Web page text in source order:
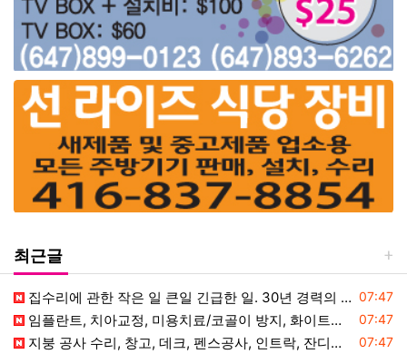
최근글
등록일
07:47
집수리에 관한 작은 일 큰일 긴급한 일. 30년 경력의 목수에게 맡겨 주
등록일
07:47
임플란트, 치아교정, 미용치료/코골이 방지, 화이트닝, 사랑니 발치. 직
등록일
07:47
지붕 공사 수리, 창고, 데크, 펜스공사, 인트락, 잔디공사, 나무 자르